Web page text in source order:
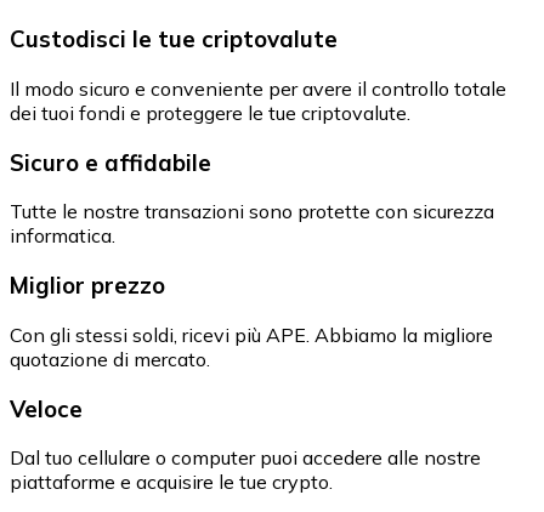
Custodisci le tue criptovalute
Il modo sicuro e conveniente per avere il controllo totale
dei tuoi fondi e proteggere le tue criptovalute.
Sicuro e affidabile
Tutte le nostre transazioni sono protette con sicurezza
informatica.
Miglior prezzo
Con gli stessi soldi, ricevi più APE. Abbiamo la migliore
quotazione di mercato.
Veloce
Dal tuo cellulare o computer puoi accedere alle nostre
piattaforme e acquisire le tue crypto.